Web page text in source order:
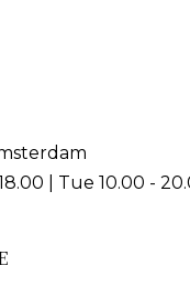
| Tue 10.00 -